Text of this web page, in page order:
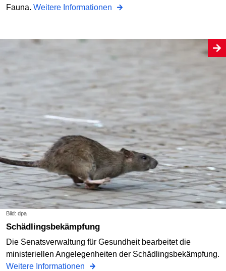
Fauna. Weitere Informationen
Bild: dpa
Schädlingsbekämpfung
Die Senatsverwaltung für Gesundheit bearbeitet die
ministeriellen Angelegenheiten der Schädlingsbekämpfung.
Weitere Informationen